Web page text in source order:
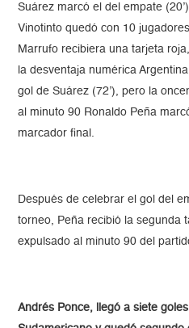
Suárez marcó el del empate
Vinotinto quedó con 10
Marrufo recibiera una tarjeta
la desventaja numérica
gol de Suárez (72’), pero la
al minuto 90 Ronaldo Peña
marcador final.
Después de celebrar el gol del
torneo, Peña recibió la segunda
expulsado al minuto 90 del
Andrés Ponce, llegó a siete